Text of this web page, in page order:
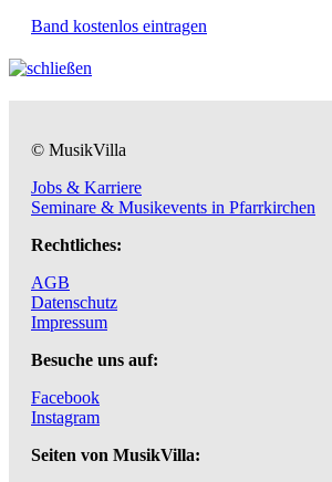
Band kostenlos eintragen
© MusikVilla
Jobs & Karriere
Seminare & Musikevents in Pfarrkirchen
Rechtliches:
AGB
Datenschutz
Impressum
Besuche uns auf:
Facebook
Instagram
Seiten von MusikVilla: